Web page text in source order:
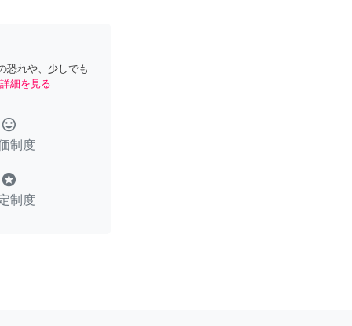
恐れや、少しでも
詳細を見る
tag_faces
制度
stars
制度